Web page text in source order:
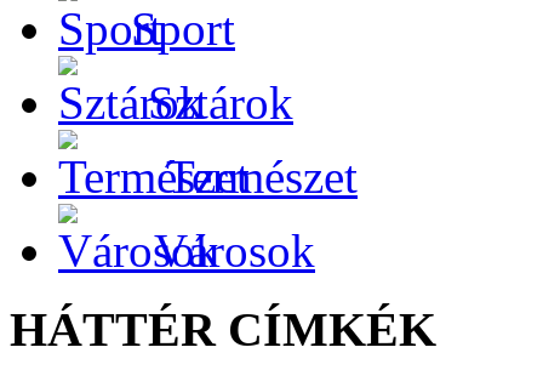
Sport
Sztárok
Természet
Városok
HÁTTÉR CÍMKÉK